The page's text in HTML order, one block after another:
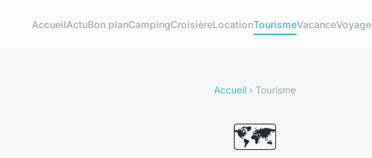
AccueilActuBon planCampingCroisièreLocationTourismeVacanceVoyage
Accueil› Tourisme
🗺️